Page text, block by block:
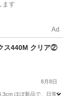
ます
Ad
ス440M クリア②
8月8日
ほぼ新品で、日常